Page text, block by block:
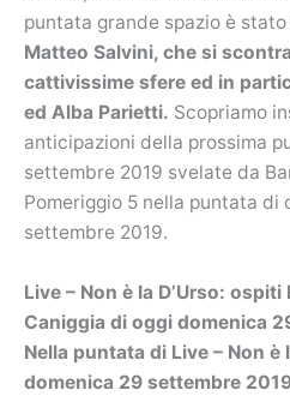
puntata grande spazio è
Matteo Salvini, che si
cattivissime sfere ed in
ed Alba Parietti. Scopriamo
anticipazioni della prossima
settembre 2019 svelate da
Pomeriggio 5 nella puntata di
settembre 2019.
Live – Non è la D’Urso:
Caniggia di oggi domenica
Nella puntata di Live – Non è
domenica 29 settembre